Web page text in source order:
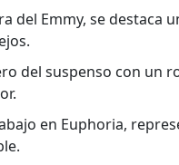
del Emmy, se
del suspenso con un
en Euphoria,